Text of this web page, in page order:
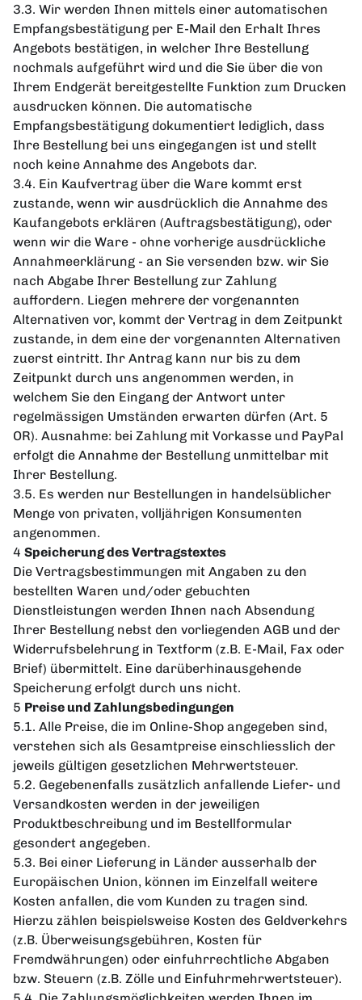
3.3. Wir werden Ihnen mittels einer automatischen
Empfangsbestätigung per E-Mail den Erhalt Ihres
Angebots bestätigen, in welcher Ihre Bestellung
nochmals aufgeführt wird und die Sie über die von
Ihrem Endgerät bereitgestellte Funktion zum Drucken
ausdrucken können. Die automatische
Empfangsbestätigung dokumentiert lediglich, dass
Ihre Bestellung bei uns eingegangen ist und stellt
noch keine Annahme des Angebots dar.
3.4. Ein Kaufvertrag über die Ware kommt erst
zustande, wenn wir ausdrücklich die Annahme des
Kaufangebots erklären (Auftragsbestätigung), oder
wenn wir die Ware - ohne vorherige ausdrückliche
Annahmeerklärung - an Sie versenden bzw. wir Sie
nach Abgabe Ihrer Bestellung zur Zahlung
auffordern. Liegen mehrere der vorgenannten
Alternativen vor, kommt der Vertrag in dem Zeitpunkt
zustande, in dem eine der vorgenannten Alternativen
zuerst eintritt. Ihr Antrag kann nur bis zu dem
Zeitpunkt durch uns angenommen werden, in
welchem Sie den Eingang der Antwort unter
regelmässigen Umständen erwarten dürfen (Art. 5
OR). Ausnahme: bei Zahlung mit Vorkasse und PayPal
erfolgt die Annahme der Bestellung unmittelbar mit
Ihrer Bestellung.
3.5. Es werden nur Bestellungen in handelsüblicher
Menge von privaten, volljährigen Konsumenten
angenommen.
4 Speicherung des Vertragstextes
Die Vertragsbestimmungen mit Angaben zu den
bestellten Waren und/oder gebuchten
Dienstleistungen werden Ihnen nach Absendung
Ihrer Bestellung nebst den vorliegenden AGB und der
Widerrufsbelehrung in Textform (z.B. E-Mail, Fax oder
Brief) übermittelt. Eine darüberhinausgehende
Speicherung erfolgt durch uns nicht.
5 Preise und Zahlungsbedingungen
5.1. Alle Preise, die im Online-Shop angegeben sind,
verstehen sich als Gesamtpreise einschliesslich der
jeweils gültigen gesetzlichen Mehrwertsteuer.
5.2. Gegebenenfalls zusätzlich anfallende Liefer- und
Versandkosten werden in der jeweiligen
Produktbeschreibung und im Bestellformular
gesondert angegeben.
5.3. Bei einer Lieferung in Länder ausserhalb der
Europäischen Union, können im Einzelfall weitere
Kosten anfallen, die vom Kunden zu tragen sind.
Hierzu zählen beispielsweise Kosten des Geldverkehrs
(z.B. Überweisungsgebühren, Kosten für
Fremdwährungen) oder einfuhrrechtliche Abgaben
bzw. Steuern (z.B. Zölle und Einfuhrmehrwertsteuer).